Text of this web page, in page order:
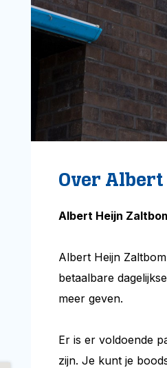
Over
Albert Heijn
Albert Heijn
betaalbare
meer geven.
Er is er voldoende
zijn. Je kunt je